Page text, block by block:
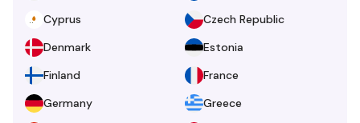
Cyprus
Czech Republic
Denmark
Estonia
Finland
France
Germany
Greece